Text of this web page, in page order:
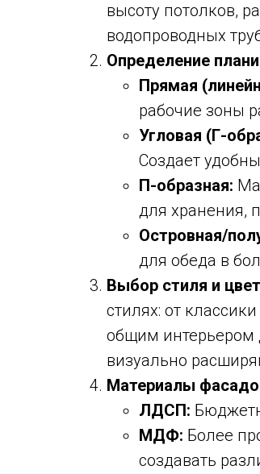
высоту потолков,
водопроводных
Определение
Прямая
рабочие зоны
Угловая (Г-
Создает
П-образная:
для хранения,
Островная/
для обеда в
Выбор стиля и
стилях: от
общим интерьером
визуально
Материалы
ЛДСП:
МДФ: Более
создавать